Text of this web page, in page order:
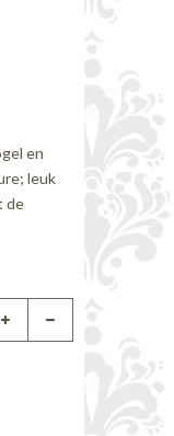
en
leuk
de